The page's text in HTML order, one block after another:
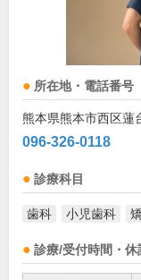
所在地・電話番号
熊本県熊本市西区蓮
096-326-0118
診療科目
歯科 小児歯科
診療/受付時間・休